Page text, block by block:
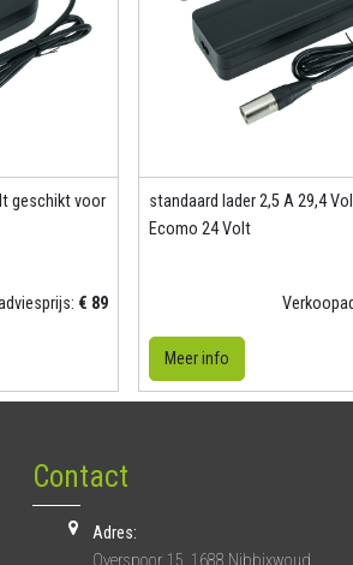
geschikt voor
€ 89
standaard lader 2,5 A 29,4
Ecomo 24 Volt
Meer info
Contact
Adres:
Overspoor 15, 1688 Nibbixwoud